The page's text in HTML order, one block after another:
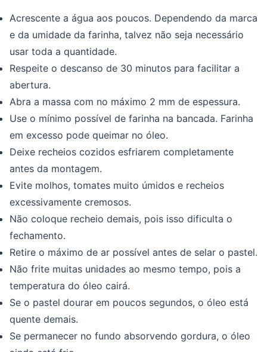
Acrescente a água aos poucos. Dependendo da marca
e da umidade da farinha, talvez não seja necessário
usar toda a quantidade.
Respeite o descanso de 30 minutos para facilitar a
abertura.
Abra a massa com no máximo 2 mm de espessura.
Use o mínimo possível de farinha na bancada. Farinha
em excesso pode queimar no óleo.
Deixe recheios cozidos esfriarem completamente
antes da montagem.
Evite molhos, tomates muito úmidos e recheios
excessivamente cremosos.
Não coloque recheio demais, pois isso dificulta o
fechamento.
Retire o máximo de ar possível antes de selar o pastel.
Não frite muitas unidades ao mesmo tempo, pois a
temperatura do óleo cairá.
Se o pastel dourar em poucos segundos, o óleo está
quente demais.
Se permanecer no fundo absorvendo gordura, o óleo